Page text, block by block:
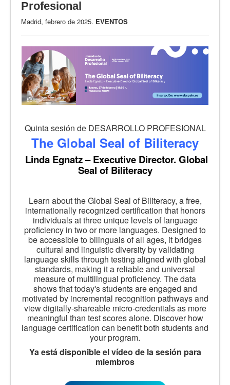
Profesional
Madrid, febrero de 2025. EVENTOS
Quinta sesión de DESARROLLO PROFESIONAL
The Global Seal of Biliteracy
Linda Egnatz – Executive Director. Global
Seal of Biliteracy
Learn about the Global Seal of Biliteracy, a free,
internationally recognized certification that honors
individuals at three unique levels of language
proficiency in two or more languages. Designed to
be accessible to bilinguals of all ages, it bridges
cultural and linguistic diversity by validating
language skills through testing aligned with global
standards, making it a reliable and universal
measure of multilingual proficiency. The data
shows that today's students are engaged and
motivated by incremental recognition pathways and
view digitally-shareable micro-credentials as more
meaningful than test scores alone. Discover how
language certification can benefit both students and
your program.
Ya está disponible el vídeo de la sesión para
miembros